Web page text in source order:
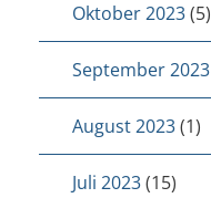
Oktober 2023(5)
September 2023
August 2023(1)
Juli 2023(15)